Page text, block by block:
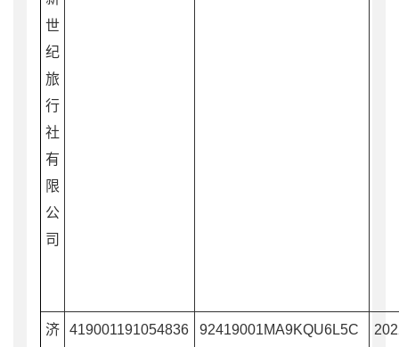
世
纪
旅
行
社
有
限
公
司
济
419001191054836 92419001MA9KQU6L5C